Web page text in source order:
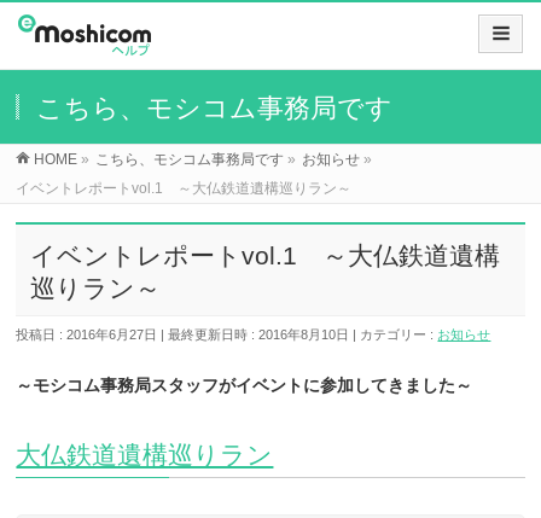
こちら、モシコム事務局です
HOME » こちら、モシコム事務局です » お知らせ »
イベントレポートvol.1 ～大仏鉄道遺構巡りラン～
イベントレポートvol.1 ～大仏鉄道遺構
巡りラン～
投稿日 : 2016年6月27日 最終更新日時 : 2016年8月10日 カテゴリー : お知らせ
～モシコム事務局スタッフがイベントに参加してきました～
大仏鉄道遺構巡りラン